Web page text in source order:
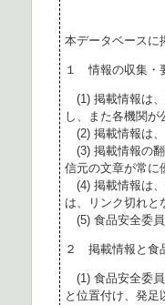
本データベースに
１ 情報の収集・
(1) 掲載情報は
し、また各機関が
(2) 掲載情報は、
(3) 掲載情報の翻
信元の文章が常に
(4) 掲載情報は、
は、リンク切れと
(5) 食品安全委員
２ 掲載情報と食
(1) 食品安全委員
と位置付け、発足